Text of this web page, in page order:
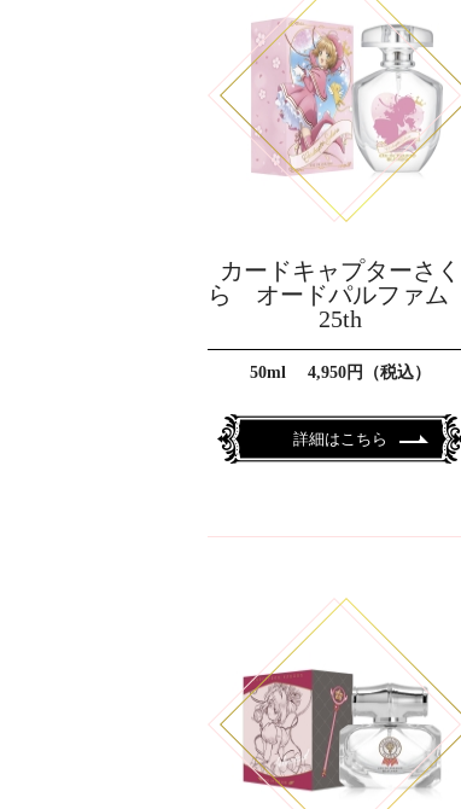
カードキャプターさく
ら オードパルファム
25th
50ml 4,950円（税込）
詳細はこちら